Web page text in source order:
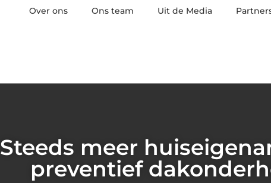
Over ons Ons team Uit de Media
Steeds meer
preventief